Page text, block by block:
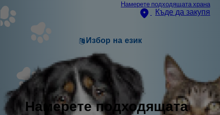
Намерете подходящата храна
Къде да закупя
Избор на език
Намерете подходящата